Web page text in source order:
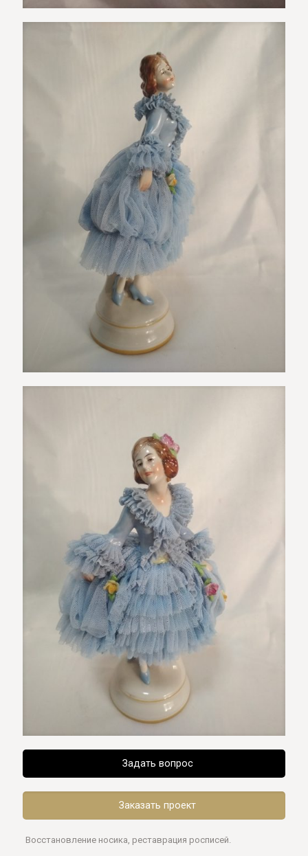
Задать вопрос
Заказать проект
Восстановление носика, реставрация росписей.